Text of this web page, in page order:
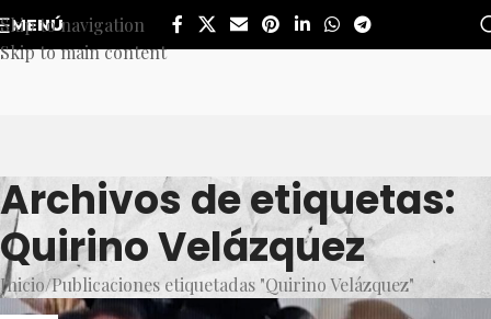
Skip to navigation
Skip to main content
MENÚ
Archivos de etiquetas:
Quirino Velázquez
Inicio Publicaciones etiquetadas "Quirino Velázquez"